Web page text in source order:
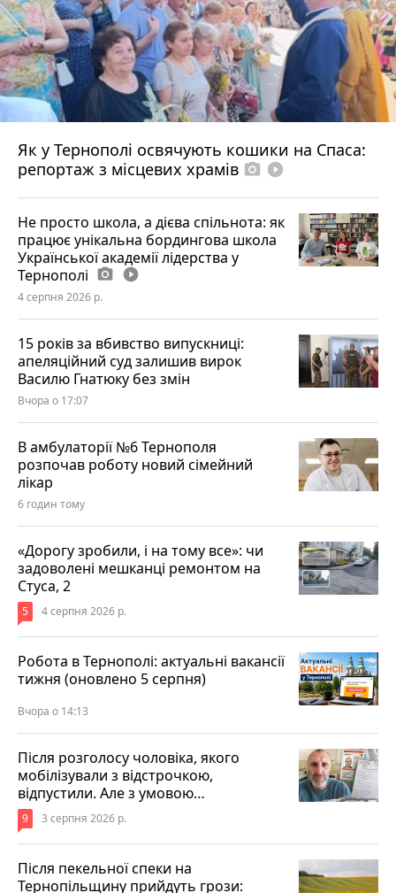
Як у Тернополі освячують кошики на Спаса:
репортаж з місцевих храмів photo_camera play_circle_filled
Не просто школа, а дієва спільнота: як
працює унікальна бордингова школа
Української академії лідерства у
Тернополі photo_camera play_circle_filled
4 серпня 2026 р.
15 років за вбивство випускниці:
апеляційний суд залишив вирок
Василю Гнатюку без змін
Вчора о 17:07
В амбулаторії №6 Тернополя
розпочав роботу новий сімейний
лікар
6 годин тому
«Дорогу зробили, і на тому все»: чи
задоволені мешканці ремонтом на
Стуса, 2
5 4 серпня 2026 р.
Робота в Тернополі: актуальні вакансії
тижня (оновлено 5 серпня)
Вчора о 14:13
Після розголосу чоловіка, якого
мобілізували з відстрочкою,
відпустили. Але з умовою…
9 3 серпня 2026 р.
Після пекельної спеки на
Тернопільщину прийдуть грози: